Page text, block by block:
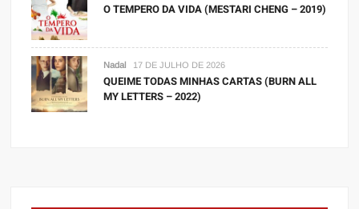
O TEMPERO DA VIDA (MESTARI CHENG – 2019)
Nadal 17 DE JULHO DE 2026
QUEIME TODAS MINHAS CARTAS (BURN ALL
MY LETTERS – 2022)